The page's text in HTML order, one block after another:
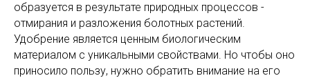
образуется в результате природных процессов -
отмирания и разложения болотных растений.
Удобрение является ценным биологическим
материалом с уникальными свойствами. Но чтобы оно
приносило пользу, нужно обратить внимание на его